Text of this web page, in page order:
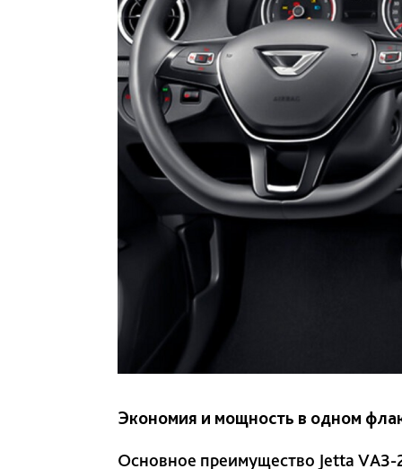
Экономия и мощность в одном
Основное преимущество Jetta VA3-